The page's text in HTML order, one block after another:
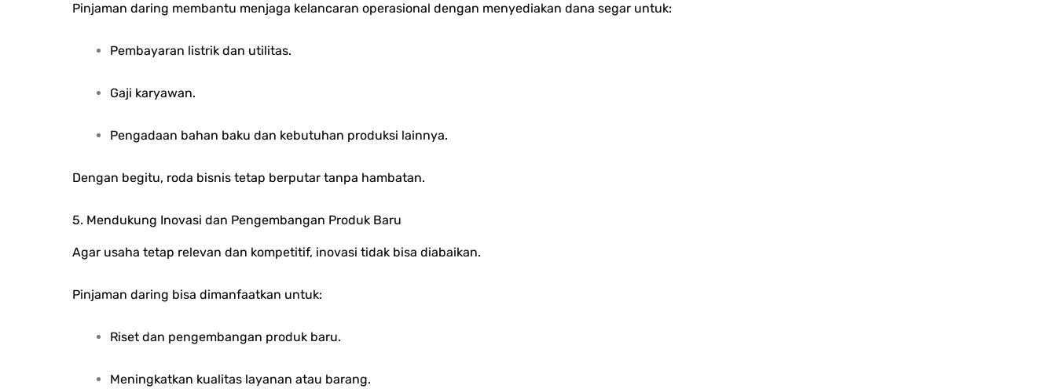
Pinjaman daring membantu menjaga kelancaran operasional dengan menyediakan dana segar untuk:
Pembayaran listrik dan utilitas.
Gaji karyawan.
Pengadaan bahan baku dan kebutuhan produksi lainnya.
Dengan begitu, roda bisnis tetap berputar tanpa hambatan.
5. Mendukung Inovasi dan Pengembangan Produk Baru
Agar usaha tetap relevan dan kompetitif, inovasi tidak bisa diabaikan.
Pinjaman daring bisa dimanfaatkan untuk:
Riset dan pengembangan produk baru.
Meningkatkan kualitas layanan atau barang.